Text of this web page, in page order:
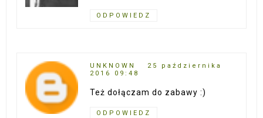
ODPOWIEDZ
UNKNOWN
25 października
2016 09:48
Też dołączam do zabawy :)
ODPOWIEDZ